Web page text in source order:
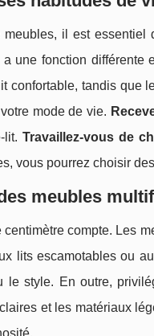
il est
une fonction différente
confortable, tandis que
mode de vie.
lit. Travaillez-vous de
vous pourrez choisir
meubles
compte. Les
lits escamotables ou
le style. En outre,
et les matériaux